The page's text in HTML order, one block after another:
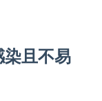
染且不易